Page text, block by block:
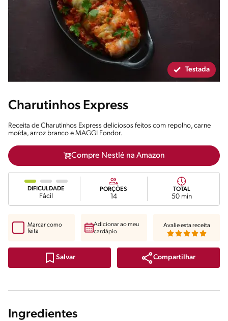
Testada
Charutinhos Express
Receita de Charutinhos Express deliciosos feitos com repolho, carne
moída, arroz branco e MAGGI Fondor.
Compre Nestlé na Amazon
DIFICULDADE
Fácil
PORÇÕES
14
TOTAL
50 min
Salvar Compartilhar
Marcar como
feita
Adicionar ao meu
cardápio
Avalie esta receita
Ingredientes